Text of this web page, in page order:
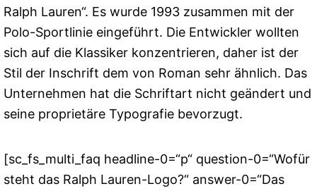
Ralph Lauren“. Es wurde 1993 zusammen mit der
Polo-Sportlinie eingeführt. Die Entwickler wollten
sich auf die Klassiker konzentrieren, daher ist der
Stil der Inschrift dem von Roman sehr ähnlich. Das
Unternehmen hat die Schriftart nicht geändert und
seine proprietäre Typografie bevorzugt.
[sc_fs_multi_faq headline-0=“p“ question-0=“Wofür
steht das Ralph Lauren-Logo?“ answer-0=“Das